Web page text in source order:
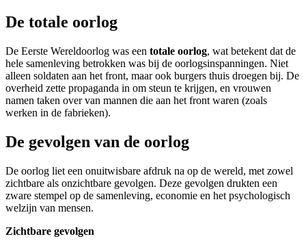
De totale oorlog
De Eerste Wereldoorlog was een totale oorlog, wat betekent dat de
hele samenleving betrokken was bij de oorlogsinspanningen. Niet
alleen soldaten aan het front, maar ook burgers thuis droegen bij. De
overheid zette propaganda in om steun te krijgen, en vrouwen
namen taken over van mannen die aan het front waren (zoals
werken in de fabrieken).
De gevolgen van de oorlog
De oorlog liet een onuitwisbare afdruk na op de wereld, met zowel
zichtbare als onzichtbare gevolgen. Deze gevolgen drukten een
zware stempel op de samenleving, economie en het psychologisch
welzijn van mensen.
Zichtbare gevolgen